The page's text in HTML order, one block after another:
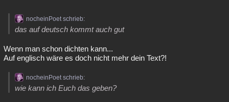
nocheinPoet schrieb:
das auf deutsch kommt auch gut
Wenn man schon dichten kann...
Auf englisch wäre es doch nicht mehr dein Text?!
nocheinPoet schrieb:
wie kann ich Euch das geben?